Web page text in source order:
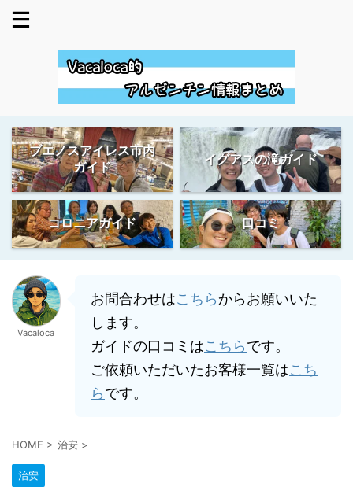
ブエノスアイレス市内
ガイド
イグアスの滝ガイド
コロニアガイド 口コミ
Vacaloca
お問合わせはこちらからお願いいた
します。
ガイドの口コミはこちらです。
ご依頼いただいたお客様一覧はこち
らです。
HOME > 治安 >
治安